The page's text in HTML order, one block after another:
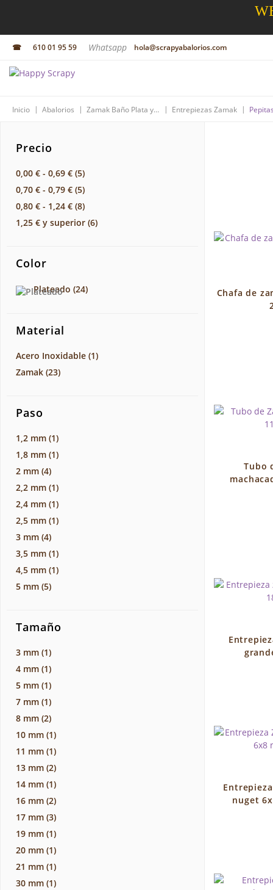
☎ 610 01 95 59 Whatsapp hola@scrapyabalorios.com
Inicio | Abalorios | Zamak Baño Plata y Oro | Entrepiezas Zamak |
Chafa de
Tubo
nuget
Precio
0,00 € - 0,69 € (5)
0,70 € - 0,79 € (5)
0,80 € - 1,24 € (8)
1,25 € y superior (6)
Color
Plateado (24)
Material
Acero Inoxidable (1)
Zamak (23)
Paso
1,2 mm (1)
1,8 mm (1)
2 mm (4)
2,2 mm (1)
2,4 mm (1)
2,5 mm (1)
3 mm (4)
3,5 mm (1)
4,5 mm (1)
5 mm (5)
Tamaño
3 mm (1)
4 mm (1)
5 mm (1)
7 mm (1)
8 mm (2)
10 mm (1)
11 mm (1)
13 mm (2)
14 mm (1)
16 mm (2)
17 mm (3)
19 mm (1)
20 mm (1)
21 mm (1)
30 mm (1)